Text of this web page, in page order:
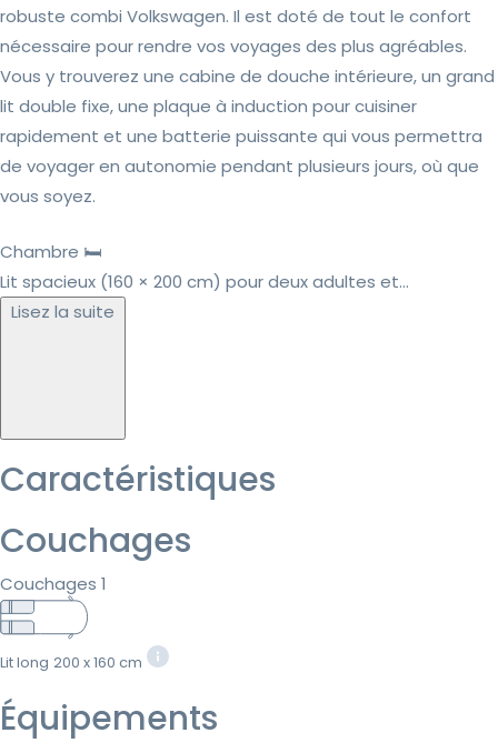
robuste combi Volkswagen. Il est doté de tout le confort
nécessaire pour rendre vos voyages des plus agréables.
Vous y trouverez une cabine de douche intérieure, un grand
lit double fixe, une plaque à induction pour cuisiner
rapidement et une batterie puissante qui vous permettra
de voyager en autonomie pendant plusieurs jours, où que
vous soyez.
Chambre 🛏️
Lit spacieux (160 × 200 cm) pour deux adultes et...
Lisez la suite
Caractéristiques
Couchages
Couchages 1
Lit long 200 x 160 cm
Équipements